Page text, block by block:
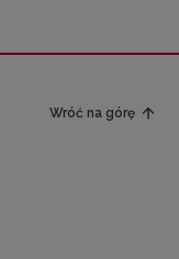
Wróć na górę